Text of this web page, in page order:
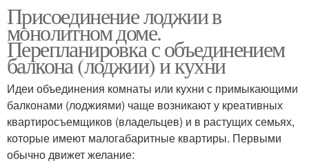
Присоединение лоджии в
монолитном доме.
Перепланировка с объединением
балкона (лоджии) и кухни
Идеи объединения комнаты или кухни с примыкающими
балконами (лоджиями) чаще возникают у креативных
квартиросъемщиков (владельцев) и в растущих семьях,
которые имеют малогабаритные квартиры. Первыми
обычно движет желание: